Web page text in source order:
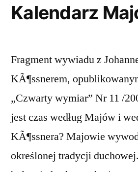
Kalendarz
Fragment wywiadu z
KÃ¶ssnerem,
„Czwarty wymiar” Nr 11 /
jest czas według Majów i
KÃ¶ssnera? Majowie
określonej tradycji